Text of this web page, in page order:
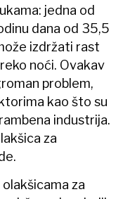
jedna od
dana od 35,5
izdržati rast
noći. Ovakav
problem,
kao što su
industrija.
za
za